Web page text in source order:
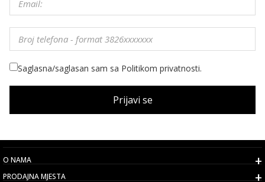
Saglasna/saglasan sam sa Politikom privatnosti.
Prijavi se
O NAMA
PRODAJNA MJESTA